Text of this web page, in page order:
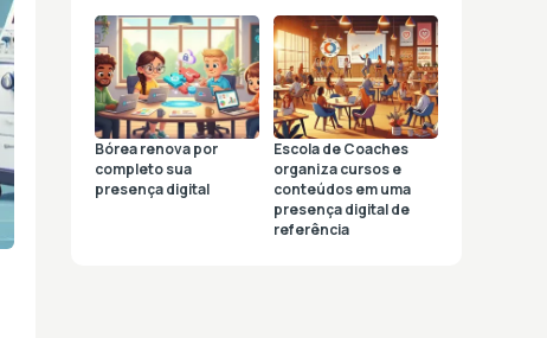
Bórea renova por
completo sua
presença digital
Escola de Coaches
organiza cursos e
conteúdos em uma
presença digital de
referência